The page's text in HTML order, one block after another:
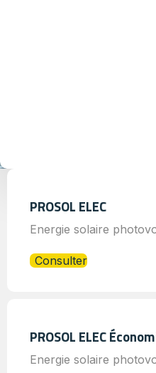
PROSOL ELEC
Energie solaire
Consulter
PROSOL ELEC
Energie solaire